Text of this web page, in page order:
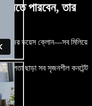
পারবেন, তার
নিজের ভয়েস ক্লোন—সব মিলিয়ে
ছাড়া সব সৃজনশীল কনটেন্ট